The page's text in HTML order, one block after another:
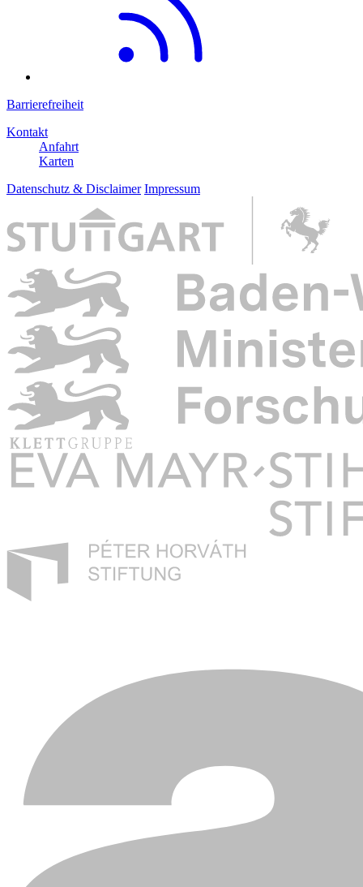
Barrierefreiheit
Kontakt
Anfahrt
Karten
Datenschutz & Disclaimer Impressum